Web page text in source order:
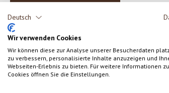
Deutsch
Wir verwenden Cookies
Wir können diese zur Analyse unserer Besucherdaten
zu verbessern, personalisierte Inhalte anzuzeigen und
Webseiten-Erlebnis zu bieten. Für weitere Informationen
Cookies öffnen Sie die Einstellungen.
Salta la galleria dei prodotti